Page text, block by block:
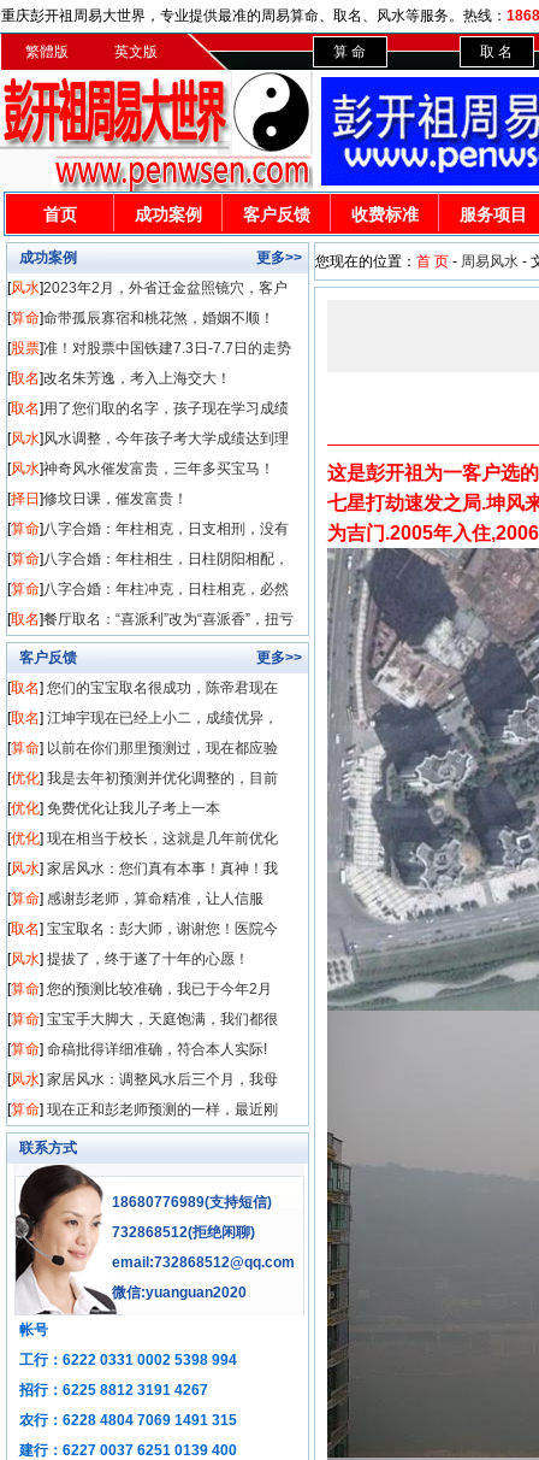
重庆彭开祖周易大世界，专业提供最准的周易算命、取名、风水等服务。热线：
繁體版 英文版 算 命 取 名
首页 成功案例 客户反馈 收费标准 服务项目
成功案例
更多>>
[风水]2023年2月，外省迁金盆照镜穴，客户
发财50
[算命]命带孤辰寡宿和桃花煞，婚姻不顺！
[股票]准！对股票中国铁建7.3日-7.7日的走势
预测
[取名]改名朱芳逸，考入上海交大！
[取名]用了您们取的名字，孩子现在学习成绩
很好！
[风水]风水调整，今年孩子考大学成绩达到理
想！
[风水]神奇风水催发富贵，三年多买宝马！
[择日 ]修坟日课，催发富贵！
[算命]八字合婚：年柱相克，日支相刑，没有
姻缘！
[算命]八字合婚：年柱相生，日柱阴阳相配，
顺利结婚，白
[算命]八字合婚：年柱冲克，日柱相克，必然
离异！
[取名]餐厅取名：“喜派利”改为“喜派香”，扭亏
为盈！
客户反馈
更多>>
[取名] 您们的宝宝取名很成功，陈帝君现在
[取名] 江坤宇现在已经上小二，成绩优异，
[算命] 以前在你们那里预测过，现在都应验
[优化] 我是去年初预测并优化调整的，目前
[优化] 免费优化让我儿子考上一本
[优化] 现在相当于校长，这就是几年前优化
[风水] 家居风水：您们真有本事！真神！我
[算命] 感谢彭老师，算命精准，让人信服
[取名] 宝宝取名：彭大师，谢谢您！医院今
[风水] 提拔了，终于遂了十年的心愿！
[算命] 您的预测比较准确，我已于今年2月
[算命] 宝宝手大脚大，天庭饱满，我们都很
[算命] 命稿批得详细准确，符合本人实际!
[风水] 家居风水：调整风水后三个月，我母
[算命] 现在正和彭老师预测的一样，最近刚
联系方式
18680776989(支持短信)
732868512(拒绝闲聊)
email:732868512@qq.com
微信:yuanguan2020
帐号
工行：6222 0331 0002 5398 994
招行：6225 8812 3191 4267
农行：6228 4804 7069 1491 315
建行：6227 0037 6251 0139 400
您现在的位置： 首 页 - 周易风水 -
这是彭开祖为一客户选
七星打劫速发之局.坤风
为吉门.2005年入住